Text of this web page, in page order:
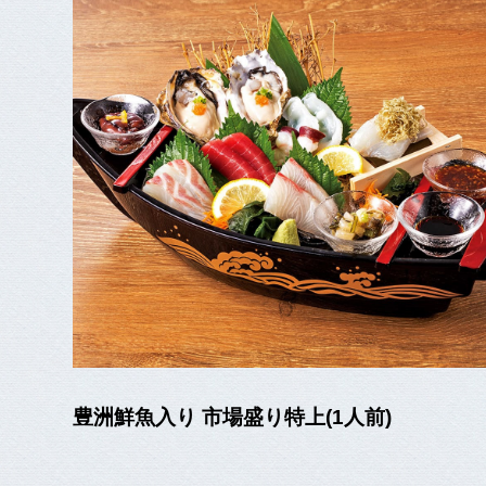
豊洲鮮魚入り 市場盛り特上(1人前)